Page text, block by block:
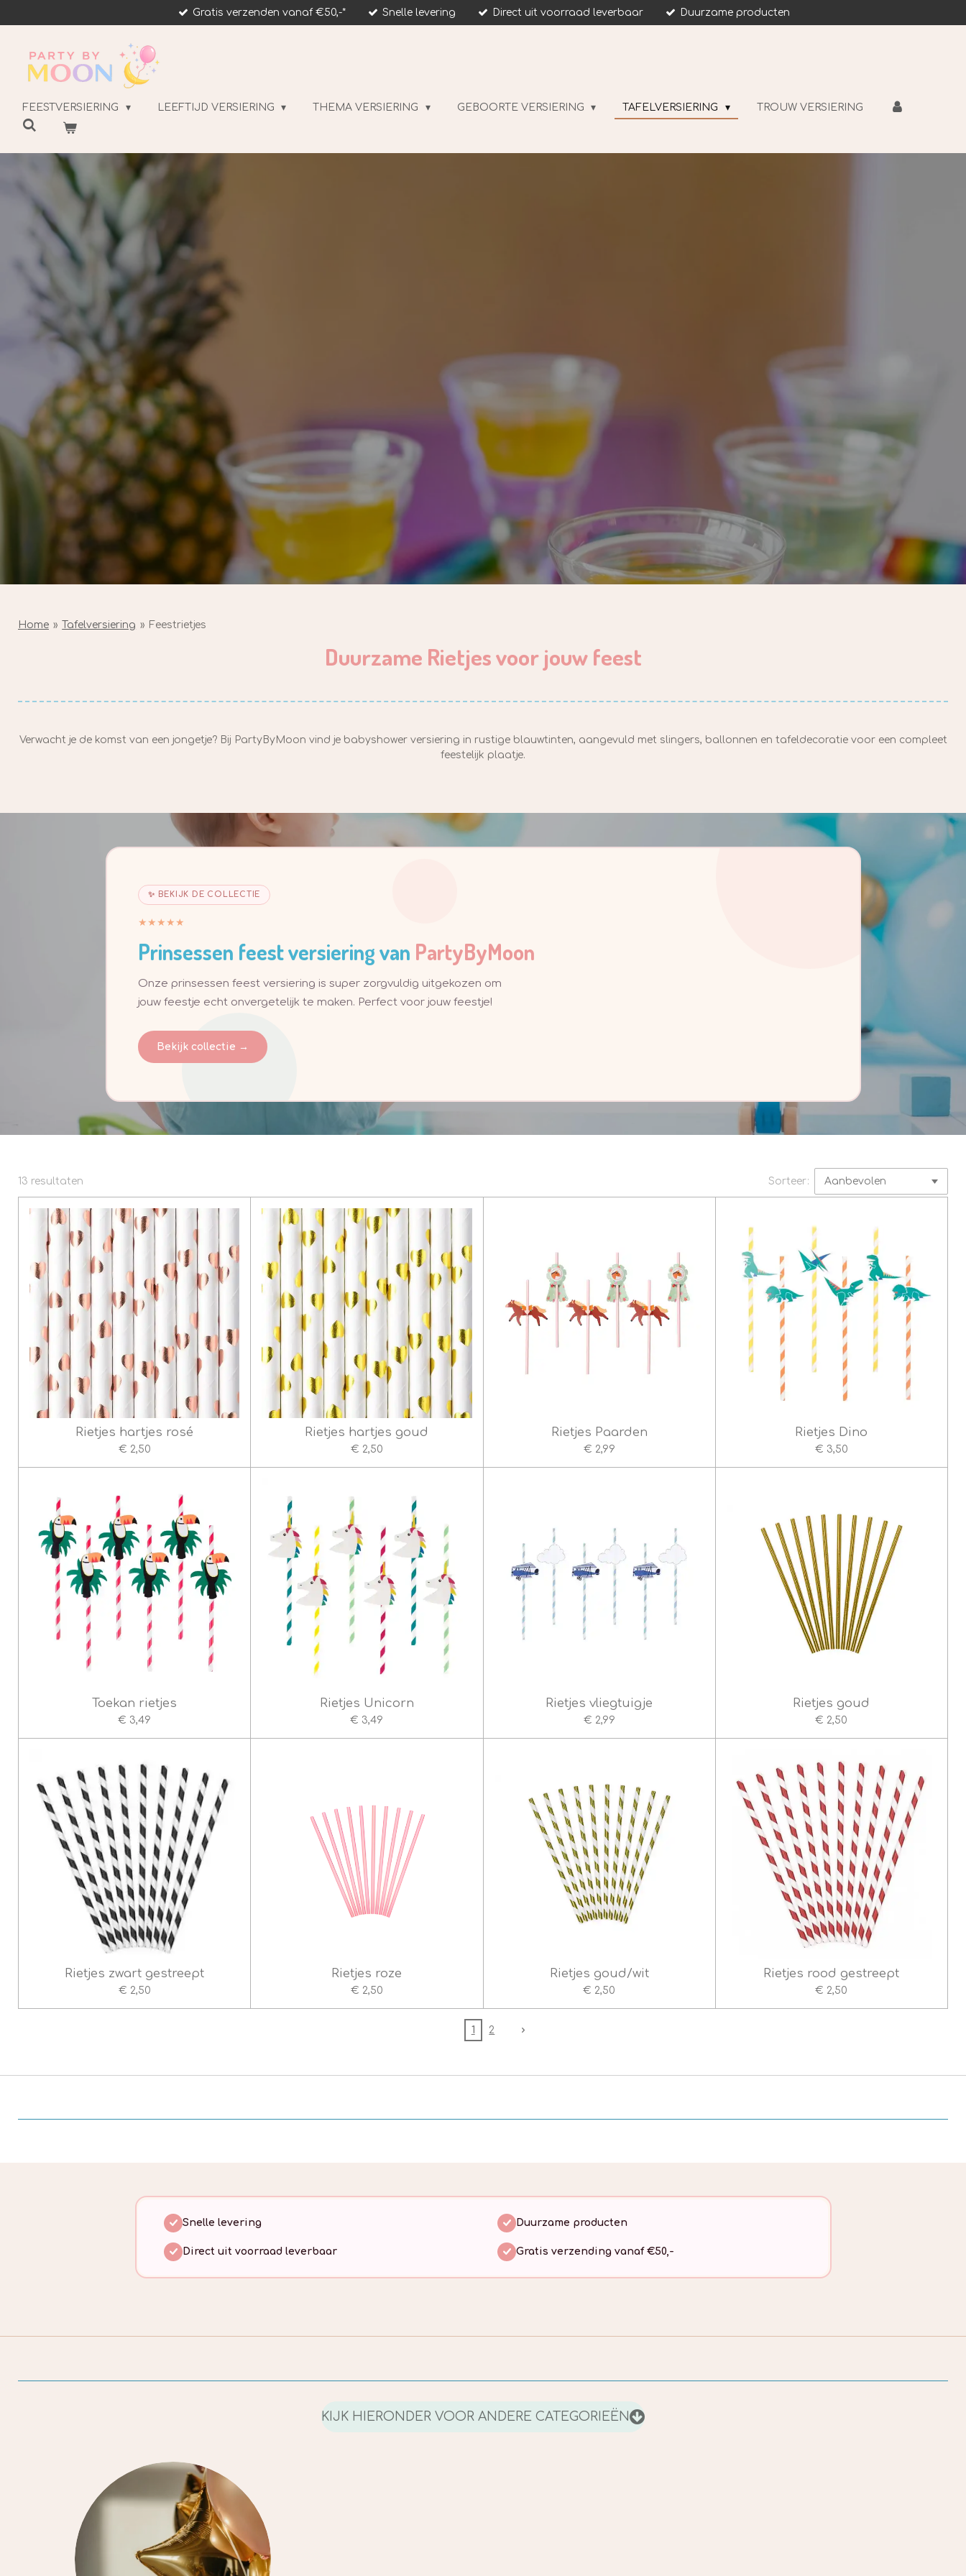
direct
hoofdinhoud
Gratis verzenden vanaf €50,-* Snelle levering Direct uit voorraad leverbaar Duurzame producten
FEESTVERSIERING LEEFTIJD VERSIERING THEMA VERSIERING GEBOORTE VERSIERING TAFELVERSIERING TROUW VERSIERING
Home » Tafelversiering » Feestrietjes
Duurzame Rietjes voor jouw feest
Verwacht je de komst van een jongetje? Bij PartyByMoon vind je babyshower versiering in rustige blauwtinten, aangevuld met slingers, ballonnen en tafeldecoratie voor een compleet
feestelijk plaatje.
✨ BEKIJK DE COLLECTIE
★★★★★
Prinsessen feest versiering van PartyByMoon
Onze prinsessen feest versiering is super zorgvuldig uitgekozen om
jouw feestje echt onvergetelijk te maken. Perfect voor jouw feestje!
Bekijk collectie →
13 resultaten Sorteer:
Rietjes hartjes rosé
€ 2,50
Rietjes hartjes goud
€ 2,50
Rietjes Paarden
€ 2,99
Rietjes Dino
€ 3,50
Toekan rietjes
€ 3,49
Rietjes Unicorn
€ 3,49
Rietjes vliegtuigje
€ 2,99
Rietjes goud
€ 2,50
Rietjes zwart gestreept
€ 2,50
Rietjes roze
€ 2,50
Rietjes goud/wit
€ 2,50
Rietjes rood gestreept
€ 2,50
1 2
Snelle levering Duurzame producten
Direct uit voorraad leverbaar Gratis verzending vanaf €50,-
KIJK HIERONDER VOOR ANDERE CATEGORIEËN